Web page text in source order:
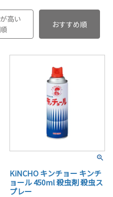
高い
順
おすすめ順
KiNCHO キンチョー キンチ
ョール 450ml 殺虫剤 殺虫ス
プレー